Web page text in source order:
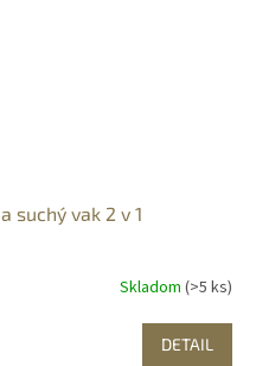
suchý vak 2 v 1
Skladom (>5 ks)
DETAIL